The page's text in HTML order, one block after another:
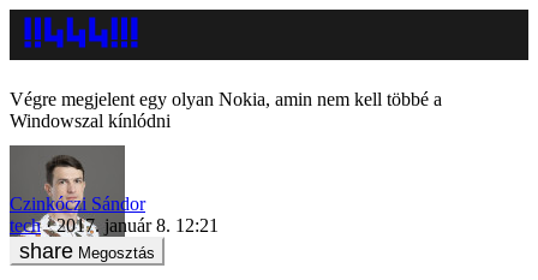
Végre megjelent egy olyan Nokia, amin nem kell többé a
Windowszal kínlódni
Czinkóczi Sándor
tech
2017. január 8. 12:21
Megosztás